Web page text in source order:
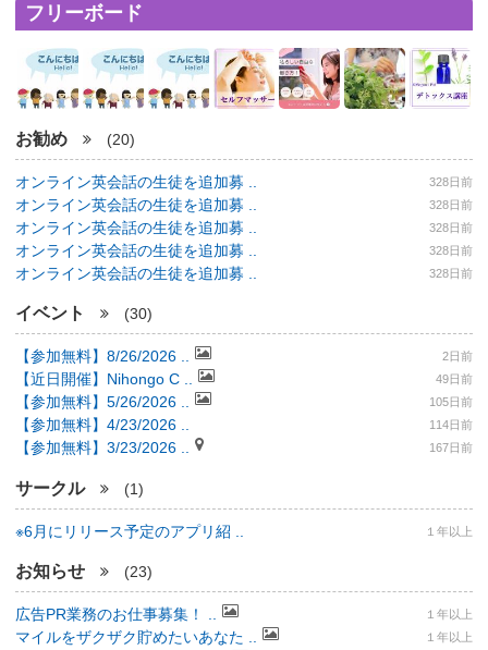
フリーボード
お勧め (20)
オンライン英会話の生徒を追加募 .. 328日前
オンライン英会話の生徒を追加募 .. 328日前
オンライン英会話の生徒を追加募 .. 328日前
オンライン英会話の生徒を追加募 .. 328日前
オンライン英会話の生徒を追加募 .. 328日前
イベント (30)
【参加無料】8/26/2026 .. 2日前
【近日開催】Nihongo C .. 49日前
【参加無料】5/26/2026 .. 105日前
【参加無料】4/23/2026 .. 114日前
【参加無料】3/23/2026 .. 167日前
サークル (1)
※6月にリリース予定のアプリ紹 .. １年以上
お知らせ (23)
広告PR業務のお仕事募集！ .. １年以上
マイルをザクザク貯めたいあなた .. １年以上